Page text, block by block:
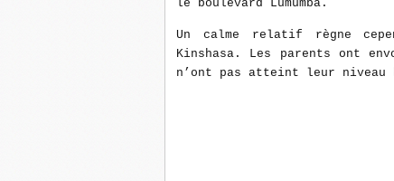
le boulevard Lumumba.
Un calme relatif règne
Kinshasa. Les parents ont
n’ont pas atteint leur niveau